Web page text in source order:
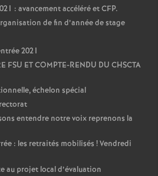
: avancement accéléré et CFP.
de fin d’année de stage
2021
FSU ET COMPTE-RENDU DU CHSCTA
échelon spécial
entendre notre voix reprenons la
: les retraités mobilisés ! Vendredi
au projet local d’évaluation